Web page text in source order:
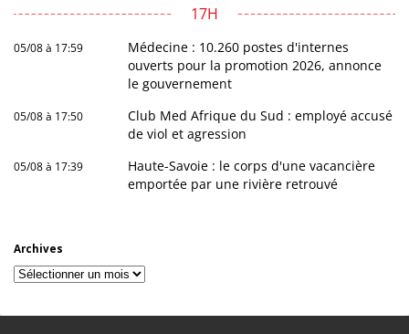
17H
05/08 à 17:59
Médecine : 10.260 postes d'internes
ouverts pour la promotion 2026, annonce
le gouvernement
05/08 à 17:50
Club Med Afrique du Sud : employé accusé
de viol et agression
05/08 à 17:39
Haute-Savoie : le corps d'une vacancière
emportée par une rivière retrouvé
Archives
Archives